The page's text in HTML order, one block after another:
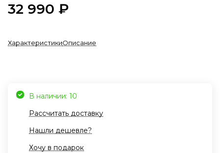
32 990 ₽
ХарактеристикиОписание
В наличии: 10
Рассчитать доставку
Нашли дешевле?
Хочу в подарок